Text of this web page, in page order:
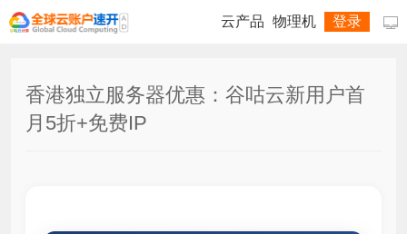

云产品 物理机 登录
香港独立服务器优惠：谷咕云新用户首
月5折+免费IP